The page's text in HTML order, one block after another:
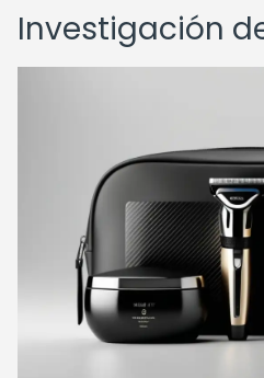
Investigación